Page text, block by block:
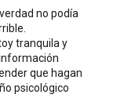
no podía
tranquila y
que hagan
psicológico